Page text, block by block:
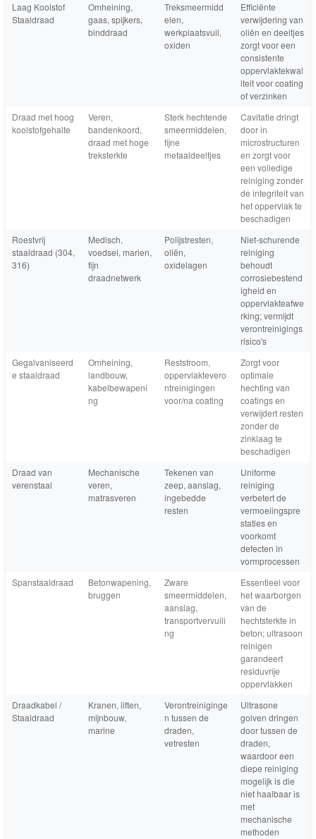
Laag Koolstof
Staaldraad
Omheining,
gaas, spijkers,
binddraad
Treksmeermidd
elen,
werkplaatsvuil,
oxiden
Efficiënte
verwijdering van
oliën en deeltjes
zorgt voor een
consistente
oppervlaktekwal
iteit voor coating
of verzinken
Draad met hoog
koolstofgehalte
Veren,
bandenkoord,
draad met hoge
treksterkte
Sterk hechtende
smeermiddelen,
fijne
metaaldeeltjes
Cavitatie dringt
door in
microstructuren
en zorgt voor
een volledige
reiniging zonder
de integriteit van
het oppervlak te
beschadigen
Roestvrij
staaldraad (304,
316)
Medisch,
voedsel, marien,
fijn
draadnetwerk
Polijstresten,
oliën,
oxidelagen
Niet-schurende
reiniging
behoudt
corrosiebestend
igheid en
oppervlakteafwe
rking; vermijdt
verontreinigings
risico's
Gegalvaniseerd
e staaldraad
Omheining,
landbouw,
kabelbewapeni
ng
Reststroom,
oppervlaktevero
ntreinigingen
voor/na coating
Zorgt voor
optimale
hechting van
coatings en
verwijdert resten
zonder de
zinklaag te
beschadigen
Draad van
verenstaal
Mechanische
veren,
matrasveren
Tekenen van
zeep, aanslag,
ingebedde
resten
Uniforme
reiniging
verbetert de
vermoeiingspre
staties en
voorkomt
defecten in
vormprocessen
Spanstaaldraad
Betonwapening,
bruggen
Zware
smeermiddelen,
aanslag,
transportvervuili
ng
Essentieel voor
het waarborgen
van de
hechtsterkte in
beton; ultrasoon
reinigen
garandeert
residuvrije
oppervlakken
Draadkabel /
Staaldraad
Kranen, liften,
mijnbouw,
marine
Verontreiniginge
n tussen de
draden,
vetresten
Ultrasone
golven dringen
door tussen de
draden,
waardoor een
diepe reiniging
mogelijk is die
niet haalbaar is
met
mechanische
methoden